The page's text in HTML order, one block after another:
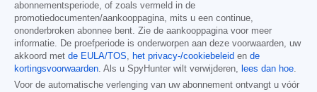
abonnementsperiode, of zoals vermeld in de
promotiedocumenten/aankooppagina, mits u een continue,
ononderbroken abonnee bent. Zie de aankooppagina voor meer
informatie. De proefperiode is onderworpen aan deze voorwaarden, uw
akkoord met de EULA/TOS, het privacy-/cookiebeleid en de
kortingsvoorwaarden. Als u SpyHunter wilt verwijderen, lees dan hoe.
Voor de automatische verlenging van uw abonnement ontvangt u vóór